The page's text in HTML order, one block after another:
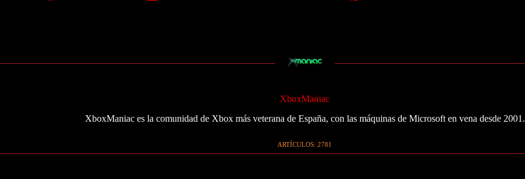
XboxManiac
XboxManiac es la comunidad de Xbox más veterana de España, con las máquinas de Microsoft en vena desde 2001.
ARTÍCULOS: 2781